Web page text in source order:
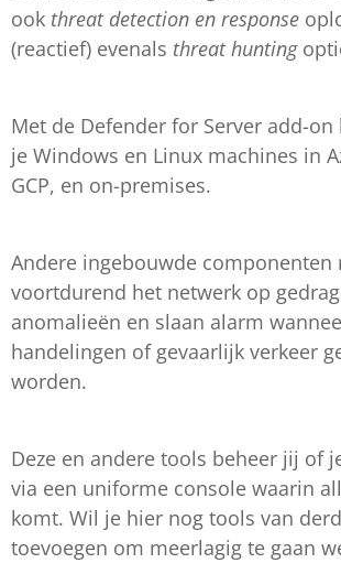
ook threat detection en response
(reactief) evenals threat hunting
Met de Defender for Server add-
je Windows en Linux machines in
GCP, en on-premises.
Andere ingebouwde componenten
voortdurend het netwerk op
anomalieën en slaan alarm
handelingen of gevaarlijk verkeer
worden.
Deze en andere tools beheer jij of
via een uniforme console waarin
komt. Wil je hier nog tools van
toevoegen om meerlagig te gaan